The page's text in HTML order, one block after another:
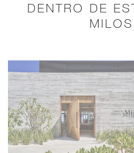
DENTRO DE
MILOS